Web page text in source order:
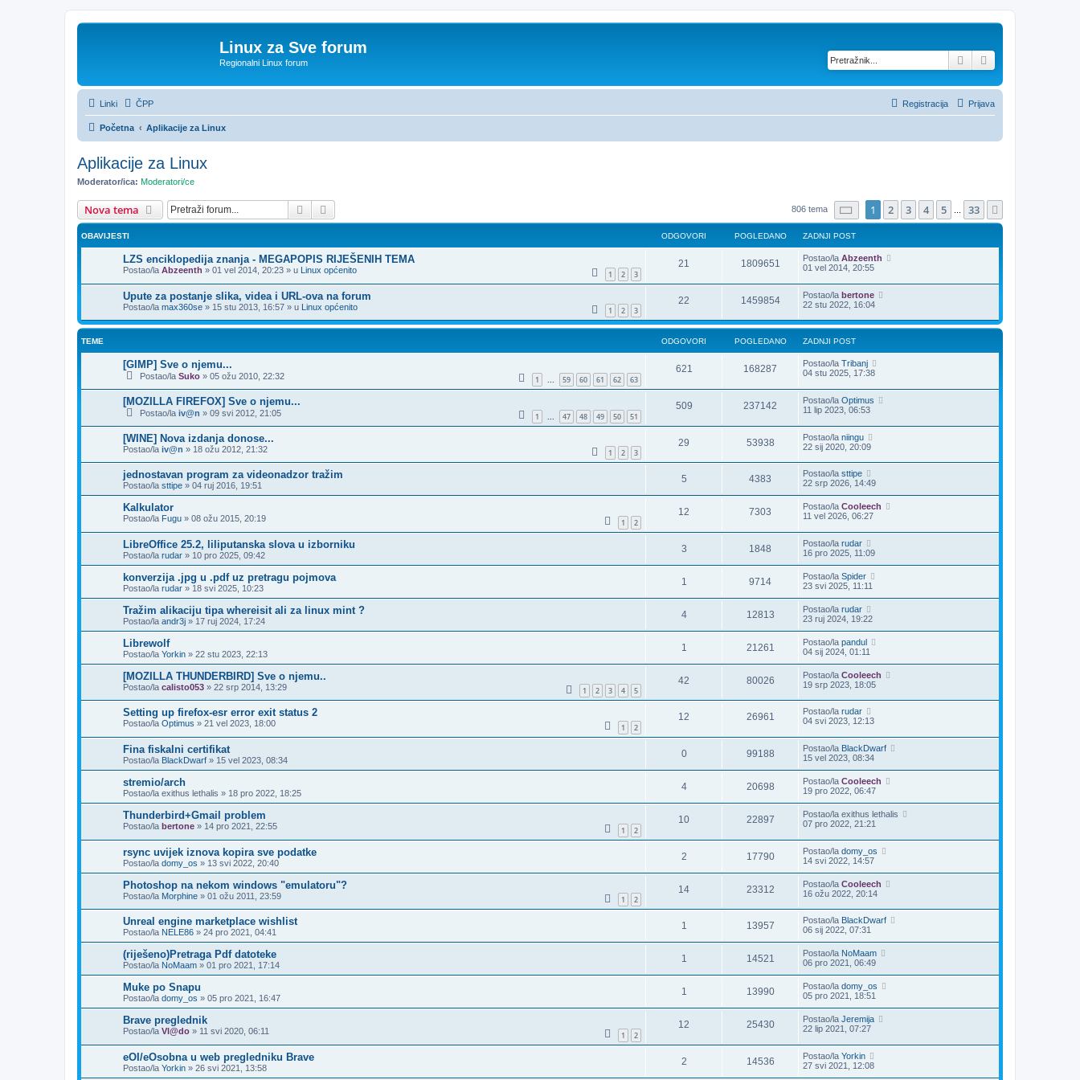
Linux za Sve forum
Regionalni Linux forum Pretražnik
Linki ČPP Prijava
Registracija
Početna Aplikacije za Linux
Aplikacije za Linux
Moderator/ica: Moderatori/ce
Nova tema Pretražnik 806 tema Stranica: 1/ .
1 2 3 4 5 33
OBAVIJESTI ODGOVORI POGLEDANO ZADNJI POST
LZS enciklopedija znanja - MEGAPOPIS RIJEŠENIH TEMA
Postao/la Abzeenth » 01 vel 2014, 20:23 » u Linux općenito 1 2 3
21 1809651 Postao/la Abzeenth
01 vel 2014, 20:55
Upute za postanje slika, videa i URL-ova na forum
Postao/la max360se » 15 stu 2013, 16:57 » u Linux općenito 1 2 3
22 1459854 Postao/la bertone
22 stu 2022, 16:04
TEME ODGOVORI POGLEDANO ZADNJI POST
[GIMP] Sve o njemu...
Postao/la Suko » 05 ožu 2010, 22:32 1 ... 59 60 61 62 63
621 168287 Postao/la Tribanj
04 stu 2025, 17:38
[MOZILLA FIREFOX] Sve o njemu...
Postao/la iv@n » 09 svi 2012, 21:05 1 ... 47 48 49 50 51
509 237142 Postao/la Optimus
11 lip 2023, 06:53
[WINE] Nova izdanja donose...
Postao/la iv@n » 18 ožu 2012, 21:32 1 2 3
29 53938 Postao/la niingu
22 sij 2020, 20:09
jednostavan program za videonadzor tražim
Postao/la sttipe » 04 ruj 2016, 19:51
5 4383 Postao/la sttipe
22 srp 2026, 14:49
Kalkulator
Postao/la Fugu » 08 ožu 2015, 20:19 1 2
12 7303 Postao/la Cooleech
11 vel 2026, 06:27
LibreOffice 25.2, liliputanska slova u izborniku
Postao/la rudar » 10 pro 2025, 09:42
3 1848 Postao/la rudar
16 pro 2025, 11:09
konverzija .jpg u .pdf uz pretragu pojmova
Postao/la rudar » 18 svi 2025, 10:23
1 9714 Postao/la Spider
23 svi 2025, 11:11
Tražim alikaciju tipa whereisit ali za linux mint ?
Postao/la andr3j » 17 ruj 2024, 17:24
4 12813 Postao/la rudar
23 ruj 2024, 19:22
Librewolf
Postao/la Yorkin » 22 stu 2023, 22:13
1 21261 Postao/la pandul
04 sij 2024, 01:11
[MOZILLA THUNDERBIRD] Sve o njemu..
Postao/la calisto053 » 22 srp 2014, 13:29 1 2 3 4 5
42 80026 Postao/la Cooleech
19 srp 2023, 18:05
Setting up firefox-esr error exit status 2
Postao/la Optimus » 21 vel 2023, 18:00 1 2
12 26961 Postao/la rudar
04 svi 2023, 12:13
Fina fiskalni certifikat
Postao/la BlackDwarf » 15 vel 2023, 08:34
0 99188 Postao/la BlackDwarf
15 vel 2023, 08:34
stremio/arch
Postao/la exithus lethalis » 18 pro 2022, 18:25
4 20698 Postao/la Cooleech
19 pro 2022, 06:47
Thunderbird+Gmail problem
Postao/la bertone » 14 pro 2021, 22:55 1 2
10 22897 Postao/la exithus lethalis
07 pro 2022, 21:21
rsync uvijek iznova kopira sve podatke
Postao/la domy_os » 13 svi 2022, 20:40
2 17790 Postao/la domy_os
14 svi 2022, 14:57
Photoshop na nekom windows "emulatoru"?
Postao/la Morphine » 01 ožu 2011, 23:59 1 2
14 23312 Postao/la Cooleech
16 ožu 2022, 20:14
Unreal engine marketplace wishlist
Postao/la NELE86 » 24 pro 2021, 04:41
1 13957 Postao/la BlackDwarf
06 sij 2022, 07:31
(riješeno)Pretraga Pdf datoteke
Postao/la NoMaam » 01 pro 2021, 17:14
1 14521 Postao/la NoMaam
06 pro 2021, 06:49
Muke po Snapu
Postao/la domy_os » 05 pro 2021, 16:47
1 13990 Postao/la domy_os
05 pro 2021, 18:51
Brave preglednik
Postao/la Vl@do » 11 svi 2020, 06:11 1 2
12 25430 Postao/la Jeremija
22 lip 2021, 07:27
eOI/eOsobna u web pregledniku Brave
Postao/la Yorkin » 26 svi 2021, 13:58
2 14536 Postao/la Yorkin
27 svi 2021, 12:08